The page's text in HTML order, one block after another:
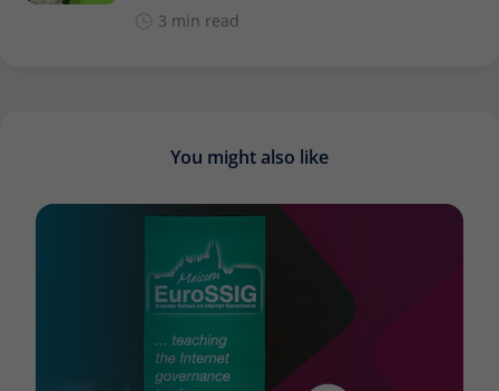
3 min read
You might also like